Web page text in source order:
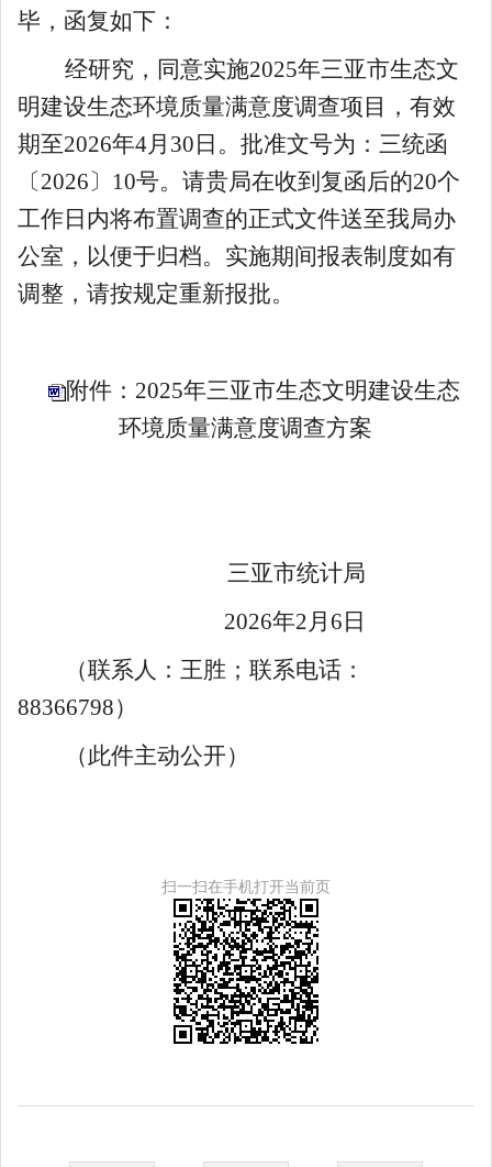
毕，函复如下：
经研究，同意实施2025年三亚市生态文
明建设生态环境质量满意度调查项目， 有效
期至2026年4月 30 日。批准文号为：三统函
〔2026〕 10号。请贵局在收到复函后的20个
工作日内将布置调查的正式文件送至我局办
公室，以便于归档。实施期间报表制度如有
调整，请按规定重新报批。
附件：2025年三亚市生态文明建设生态
环境质量满意度调查方案
三亚市统计局
2026年2 月 6 日
（联系人：王胜；联系电话：
88366798）
（此件主动公开）
扫一扫在手机打开当前页